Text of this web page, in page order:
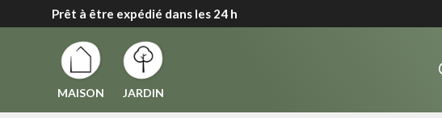
Zum Inhalt springen
Zum Menü springen
Fußzeile springen
Barrierefreiheits-Widget öffnen
Aller au contenu
Prêt à être expédié dans les 24 h
MAISON JARDIN